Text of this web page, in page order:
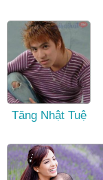
Tăng Nhật Tuệ